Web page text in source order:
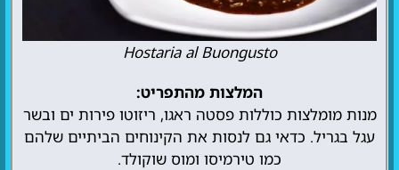
Hostaria al Buongusto
המלצות מהתפריט:
מנות מומלצות כוללות פסטה ראגו, ריזוטו פירות ים ובשר
עגל בגריל. כדאי גם לנסות את הקינוחים הביתיים שלהם
כמו טירמיסו ומוס שוקולד.